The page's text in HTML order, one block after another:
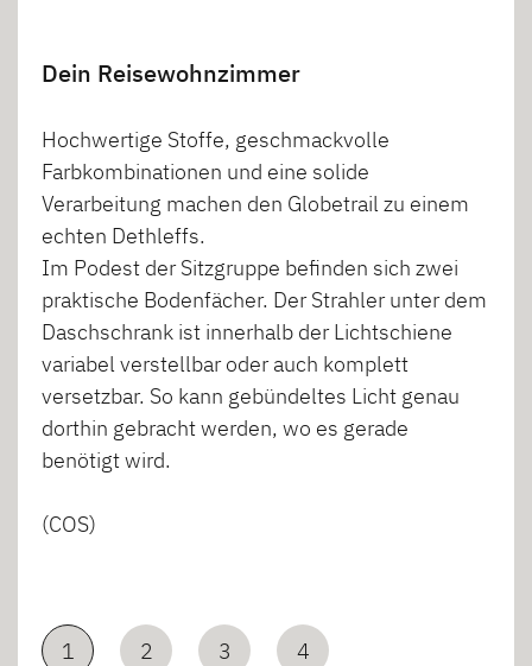
Dein Reisewohnzimmer
Hochwertige Stoffe, geschmackvolle
Farbkombinationen und eine solide
Verarbeitung machen den Globetrail zu einem
echten Dethleffs.
Im Podest der Sitzgruppe befinden sich zwei
praktische Bodenfächer. Der Strahler unter dem
Daschschrank ist innerhalb der Lichtschiene
variabel verstellbar oder auch komplett
versetzbar. So kann gebündeltes Licht genau
dorthin gebracht werden, wo es gerade
benötigt wird.
(COS)
1 2 3 4